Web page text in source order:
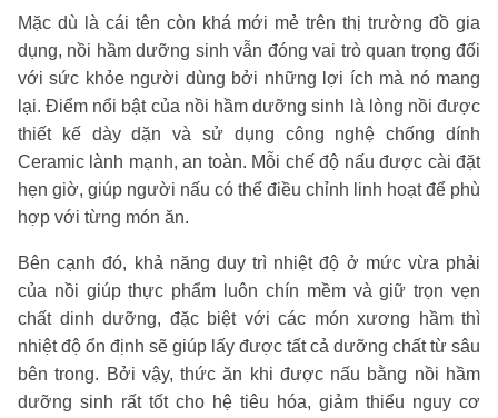
Mặc dù là cái tên còn khá mới mẻ trên thị trường đồ gia
dụng, nồi hầm dưỡng sinh vẫn đóng vai trò quan trọng đối
với sức khỏe người dùng bởi những lợi ích mà nó mang
lại. Điểm nổi bật của nồi hầm dưỡng sinh là lòng nồi được
thiết kế dày dặn và sử dụng công nghệ chống dính
Ceramic lành mạnh, an toàn. Mỗi chế độ nấu được cài đặt
hẹn giờ, giúp người nấu có thể điều chỉnh linh hoạt để phù
hợp với từng món ăn.
Bên cạnh đó, khả năng duy trì nhiệt độ ở mức vừa phải
của nồi giúp thực phẩm luôn chín mềm và giữ trọn vẹn
chất dinh dưỡng, đặc biệt với các món xương hầm thì
nhiệt độ ổn định sẽ giúp lấy được tất cả dưỡng chất từ sâu
bên trong. Bởi vậy, thức ăn khi được nấu bằng nồi hầm
dưỡng sinh rất tốt cho hệ tiêu hóa, giảm thiểu nguy cơ